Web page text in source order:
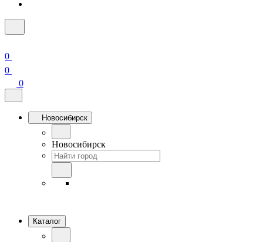
0
0
0
Новосибирск
Новосибирск
Каталог